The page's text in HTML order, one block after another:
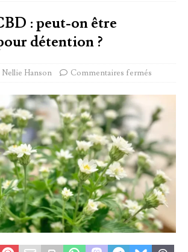
: peut-on être
détention ?
Nellie Hanson Commentaires fermés